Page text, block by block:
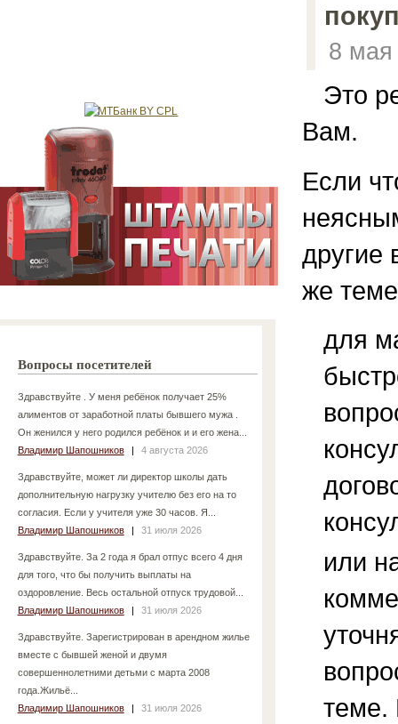
Вопросы посетителей
Здравствуйте . У меня ребёнок получает 25%
алиментов от заработной платы бывшего мужа .
Он женился у него родился ребёнок и и его жена...
Владимир Шапошников
| 4 августа 2026
Здравствуйте, может ли директор школы дать
дополнительную нагрузку учителю без его на то
согласия. Если у учителя уже 30 часов. Я...
Владимир Шапошников
| 31 июля 2026
Здравствуйте. За 2 года я брал отпус всего 4 дня
для того, что бы получить выплаты на
оздоровление. Весь остальной отпуск трудовой...
Владимир Шапошников
| 31 июля 2026
Здравствуйте. Зарегистрирован в арендном жилье
вместе с бывшей женой и двумя
совершеннолетними детьми с марта 2008
года.Жильё...
Владимир Шапошников
| 31 июля 2026
8
Это
Вам.
Если
другие
же
для
или
теме.